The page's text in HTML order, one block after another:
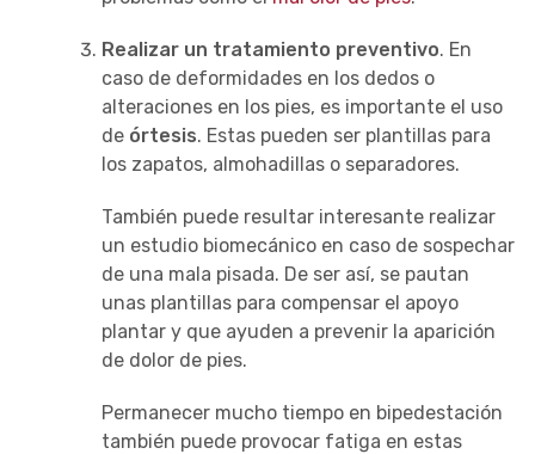
Realizar un tratamiento preventivo. En
caso de deformidades en los dedos o
alteraciones en los pies, es importante el uso
de órtesis. Estas pueden ser plantillas para
los zapatos, almohadillas o separadores.
También puede resultar interesante realizar
un estudio biomecánico en caso de sospechar
de una mala pisada. De ser así, se pautan
unas plantillas para compensar el apoyo
plantar y que ayuden a prevenir la aparición
de dolor de pies.
Permanecer mucho tiempo en bipedestación
también puede provocar fatiga en estas